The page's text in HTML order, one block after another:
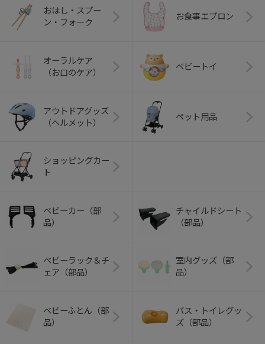
おはし・スプー
ン・フォーク
お食事エプロン
オーラルケア
（お口のケア）
ベビートイ
アウトドアグッズ
（ヘルメット）
ペット用品
ショッピングカー
ト
ベビーカー（部
品）
チャイルドシート
（部品）
ベビーラック＆チ
ェア（部品）
室内グッズ（部
品）
ベビーふとん（部
品）
バス・トイレグッ
ズ（部品）